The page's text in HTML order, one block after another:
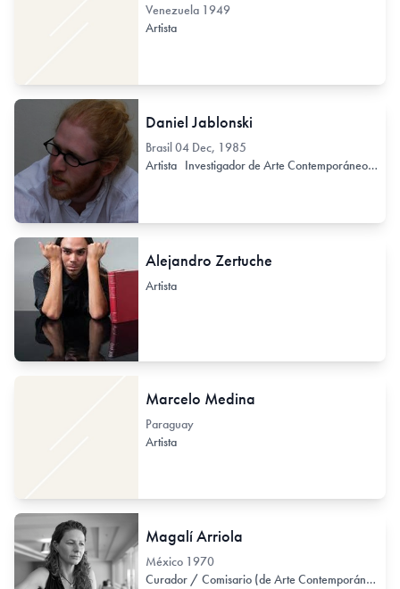
Venezuela 1949
Artista
Daniel Jablonski
Brasil04 Dec, 1985
Artista Investigador de Arte Contemporáneo
Alejandro Zertuche
Artista
Marcelo Medina
Paraguay
Artista
Magalí Arriola
México 1970
Curador / Comisario (de Arte Contemporáneo)